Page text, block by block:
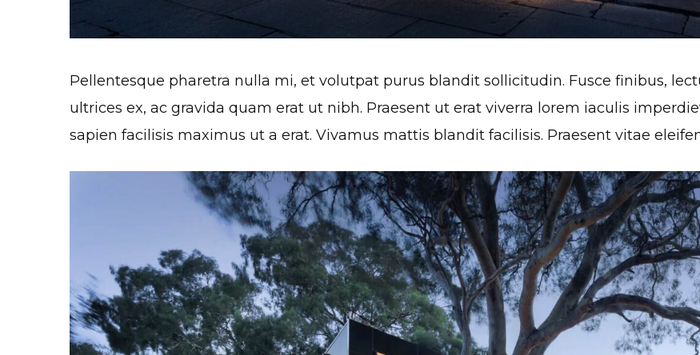
Pellentesque pharetra nulla mi, et volutpat purus blandit sollicitudin. Fusce finibus,
ultrices ex, ac gravida quam erat ut nibh. Praesent ut erat viverra lorem iaculis
sapien facilisis maximus ut a erat. Vivamus mattis blandit facilisis. Praesent vitae